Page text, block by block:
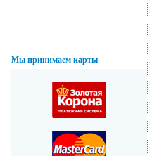
Мы принимаем карты